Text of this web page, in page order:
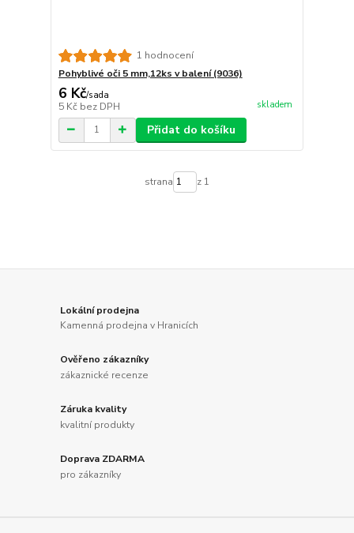
1 hodnocení
Pohyblivé oči 5 mm,12ks v balení (9036)
6 Kč/sada
5 Kč bez DPH skladem
Přidat do košíku
strana z 1
Lokální prodejna
Kamenná prodejna v Hranicích
Ověřeno zákazníky
zákaznické recenze
Záruka kvality
kvalitní produkty
Doprava ZDARMA
pro zákazníky